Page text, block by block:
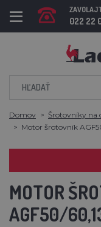
022 22
Domov Šrotovníky na
Motor šrotovník
MOTOR
AGF50/